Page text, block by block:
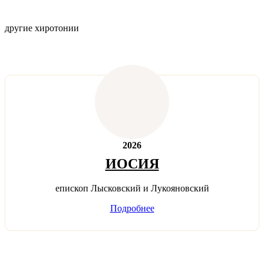
другие хиротонии
2026
ИОСИЯ
епископ Лысковский и Лукояновский
Подробнее